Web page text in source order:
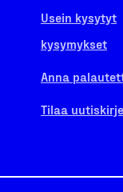
Usein kysytyt
kysymykset
Anna
Tilaa uutiskirje